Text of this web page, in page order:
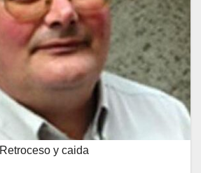
Retroceso y caida